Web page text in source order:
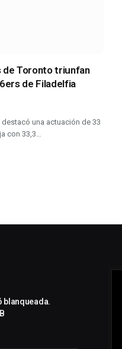
de Toronto triunfan
de Filadelfia
destacó una actuación de 33
con 33,3…
blanqueada.